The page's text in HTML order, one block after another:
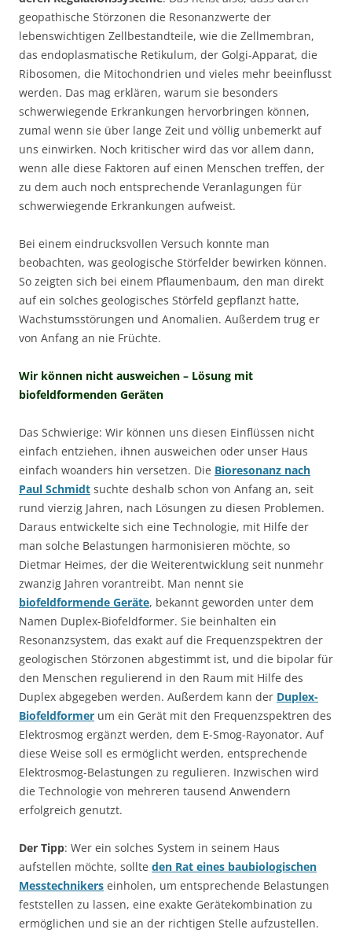
geopathische Störzonen die Resonanzwerte der
lebenswichtigen Zellbestandteile, wie die Zellmembran,
das endoplasmatische Retikulum, der Golgi-Apparat, die
Ribosomen, die Mitochondrien und vieles mehr beeinflusst
werden. Das mag erklären, warum sie besonders
schwerwiegende Erkrankungen hervorbringen können,
zumal wenn sie über lange Zeit und völlig unbemerkt auf
uns einwirken. Noch kritischer wird das vor allem dann,
wenn alle diese Faktoren auf einen Menschen treffen, der
zu dem auch noch entsprechende Veranlagungen für
schwerwiegende Erkrankungen aufweist.
Bei einem eindrucksvollen Versuch konnte man
beobachten, was geologische Störfelder bewirken können.
So zeigten sich bei einem Pflaumenbaum, den man direkt
auf ein solches geologisches Störfeld gepflanzt hatte,
Wachstumsstörungen und Anomalien. Außerdem trug er
von Anfang an nie Früchte.
Wir können nicht ausweichen – Lösung mit
biofeldformenden Geräten
Das Schwierige: Wir können uns diesen Einflüssen nicht
einfach entziehen, ihnen ausweichen oder unser Haus
einfach woanders hin versetzen. Die Bioresonanz nach
Paul Schmidt suchte deshalb schon von Anfang an, seit
rund vierzig Jahren, nach Lösungen zu diesen Problemen.
Daraus entwickelte sich eine Technologie, mit Hilfe der
man solche Belastungen harmonisieren möchte, so
Dietmar Heimes, der die Weiterentwicklung seit nunmehr
zwanzig Jahren vorantreibt. Man nennt sie
biofeldformende Geräte, bekannt geworden unter dem
Namen Duplex-Biofeldformer. Sie beinhalten ein
Resonanzsystem, das exakt auf die Frequenzspektren der
geologischen Störzonen abgestimmt ist, und die bipolar für
den Menschen regulierend in den Raum mit Hilfe des
Duplex abgegeben werden. Außerdem kann der Duplex-
Biofeldformer um ein Gerät mit den Frequenzspektren des
Elektrosmog ergänzt werden, dem E-Smog-Rayonator. Auf
diese Weise soll es ermöglicht werden, entsprechende
Elektrosmog-Belastungen zu regulieren. Inzwischen wird
die Technologie von mehreren tausend Anwendern
erfolgreich genutzt.
Der Tipp: Wer ein solches System in seinem Haus
aufstellen möchte, sollte den Rat eines baubiologischen
Messtechnikers einholen, um entsprechende Belastungen
feststellen zu lassen, eine exakte Gerätekombination zu
ermöglichen und sie an der richtigen Stelle aufzustellen.